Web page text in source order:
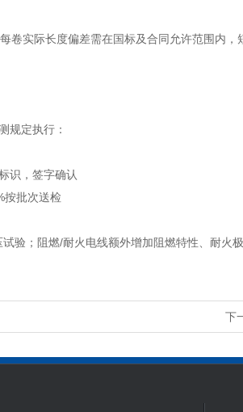
卷实际长度偏差需在国标及合同允许范围内，
规定执行：
识，签字确认
按批次送检
验；阻燃/耐火电线额外增加阻燃特性、耐火极
下